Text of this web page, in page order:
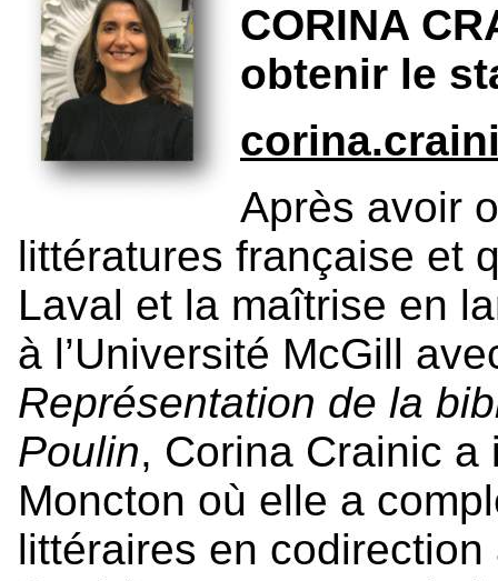
CORINA
obtenir le
Après avoir
littératures française et
Laval et la maîtrise en
à l’Université McGill
Représentation de la
Poulin, Corina Crainic a
Moncton où elle a
littéraires en codirection